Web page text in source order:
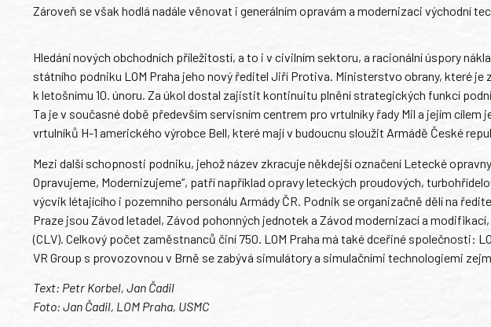
Zároveň se však hodlá nadále věnovat i generálním opravám a modernizaci východní
Hledání nových obchodních příležitostí, a to i v civilním sektoru, a racionální úspory
státního podniku LOM Praha jeho nový ředitel Jiří Protiva. Ministerstvo obrany, které
k letošnímu 10. únoru. Za úkol dostal zajistit kontinuitu plnění strategických funkcí
Ta je v současné době především servisním centrem pro vrtulníky řady Mil a jejím
vrtulníků H-1 amerického výrobce Bell, které mají v budoucnu sloužit Armádě České
Mezi další schopnosti podniku, jehož název zkracuje někdejší označení Letecké
Opravujeme, Modernizujeme“, patří například opravy leteckých proudových,
výcvik létajícího i pozemního personálu Armády ČR. Podnik se organizačně dělí na
Praze jsou Závod letadel, Závod pohonných jednotek a Závod modernizací a
(CLV). Celkový počet zaměstnanců činí 750. LOM Praha má také dceřiné společnosti:
VR Group s provozovnou v Brně se zabývá simulátory a simulačními technologiemi
Text: Petr Korbel, Jan Čadil
Foto: Jan Čadil, LOM Praha, USMC